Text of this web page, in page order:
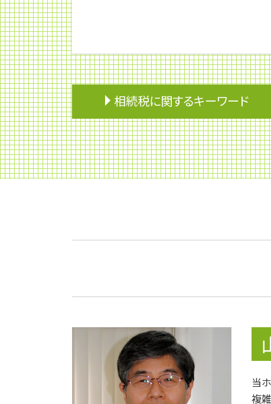
相続税に関するキーワード
贈与税 いくらから
再婚 相続
相続 寄与分
土地の評価
小規模宅地等の特例 わかりやすく
小規模宅地 特例 相続税
不動産 相続税
税理士 節税
相続 不動産 兄弟
贈与税 親子
相続財産
贈与税 申告
当
複